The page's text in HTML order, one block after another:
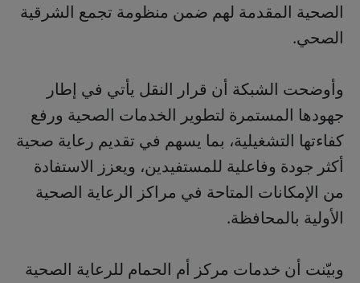
الصحية المقدمة لهم ضمن منظومة تجمع الشرقية
الصحي.
وأوضحت الشبكة أن قرار النقل يأتي في إطار
جهودها المستمرة لتطوير الخدمات الصحية ورفع
كفاءتها التشغيلية، بما يسهم في تقديم رعاية صحية
أكثر جودة وفاعلية للمستفيدين، ويعزز الاستفادة
من الإمكانات المتاحة في مراكز الرعاية الصحية
الأولية بالمحافظة.
وبيّنت أن خدمات مركز أم الحمام للرعاية الصحية